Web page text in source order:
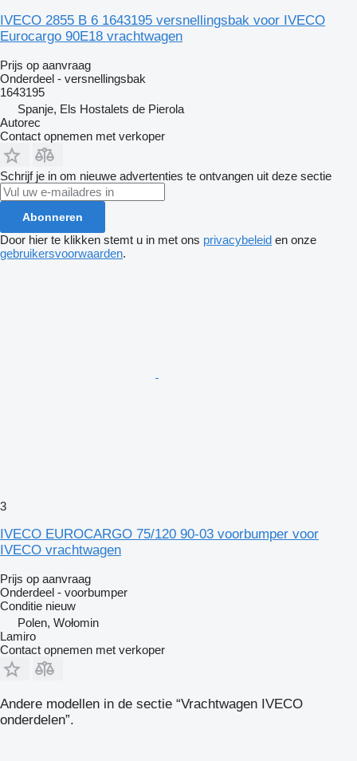
IVECO 2855 B 6 1643195 versnellingsbak voor IVECO
Eurocargo 90E18 vrachtwagen
Prijs op aanvraag
Onderdeel - versnellingsbak
1643195
Spanje, Els Hostalets de Pierola
Autorec
Contact opnemen met verkoper
Schrijf je in om nieuwe advertenties te ontvangen uit deze sectie
Abonneren
Door hier te klikken stemt u in met ons privacybeleid en onze
gebruikersvoorwaarden.
3
IVECO EUROCARGO 75/120 90-03 voorbumper voor
IVECO vrachtwagen
Prijs op aanvraag
Onderdeel - voorbumper
Conditie nieuw
Polen, Wołomin
Lamiro
Contact opnemen met verkoper
Andere modellen in de sectie “Vrachtwagen IVECO
onderdelen”.